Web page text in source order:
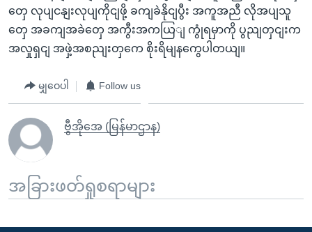
တှေ လုပျငနျးလုပျကိုငျဖို့ ခကျခဲနိုငျပွီး အကူအညီ လိုအပျသူ
တှေ အခကျအခဲတှေ အကွီးအကယြျ ကွုံရမှာကို ပွညျတှငျးက
အလှုရှငျ အဖှဲ့အစညျးတှကေ စိုးရိမျနကွေပါတယျ။
မျှဝေပါ Follow us
ဗွီအိုအေ (မြန်မာဌာန)
အခြားဖတ်ရှုစရာများ